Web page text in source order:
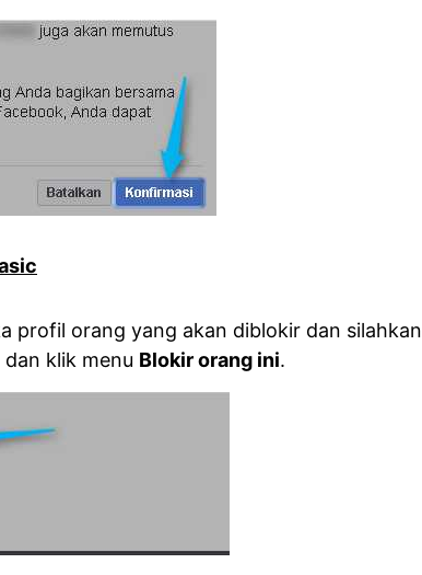
profil orang yang akan diblokir dan silahkan
klik menu Blokir orang ini.